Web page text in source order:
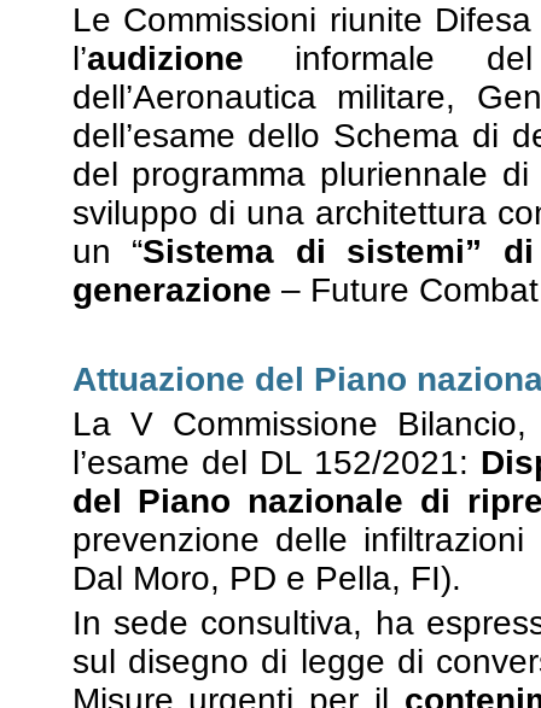
Le Commissioni riunite
l’audizione informale
dell’Aeronautica militare,
dell’esame dello Schema di
del programma pluriennale
sviluppo di una architettura
un “Sistema di sistemi”
generazione – Future
Attuazione del Piano
La V Commissione
l’esame del DL 152/2021:
del Piano nazionale di
prevenzione delle infiltrazioni
Dal Moro, PD e Pella, FI).
In sede consultiva, ha
sul disegno di legge di
Misure urgenti per il